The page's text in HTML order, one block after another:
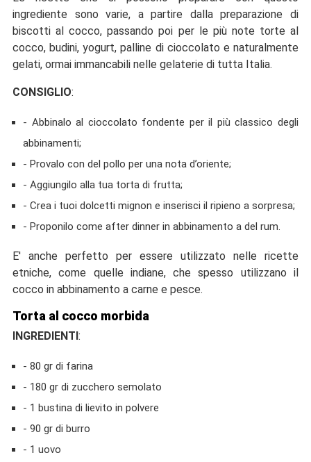
ingrediente sono varie, a partire dalla preparazione di
biscotti al cocco, passando poi per le più note torte al
cocco, budini, yogurt, palline di cioccolato e naturalmente
gelati, ormai immancabili nelle gelaterie di tutta Italia.
CONSIGLIO:
- Abbinalo al cioccolato fondente per il più classico degli
abbinamenti;
- Provalo con del pollo per una nota d’oriente;
- Aggiungilo alla tua torta di frutta;
- Crea i tuoi dolcetti mignon e inserisci il ripieno a sorpresa;
- Proponilo come after dinner in abbinamento a del rum.
E' anche perfetto per essere utilizzato nelle ricette
etniche, come quelle indiane, che spesso utilizzano il
cocco in abbinamento a carne e pesce.
Torta al cocco morbida
INGREDIENTI:
- 80 gr di farina
- 180 gr di zucchero semolato
- 1 bustina di lievito in polvere
- 90 gr di burro
- 1 uovo